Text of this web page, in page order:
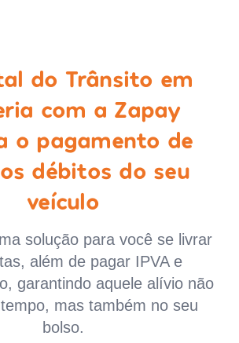
do Trânsito em
com a Zapay
o pagamento de
débitos do seu
veículo
solução para você se livrar
além de pagar IPVA e
garantindo aquele alívio não
mas também no seu
bolso.